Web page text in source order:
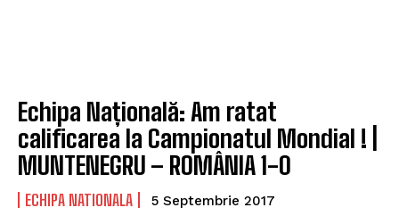
Echipa Națională: Am ratat
calificarea la Campionatul Mondial ! |
MUNTENEGRU – ROMÂNIA 1-0
ECHIPA NATIONALA 5 Septembrie 2017